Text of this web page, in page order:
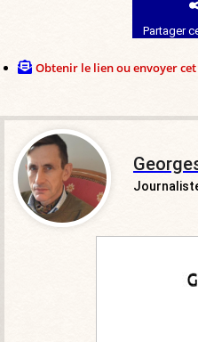
Partager
Obtenir le lien ou envoyer